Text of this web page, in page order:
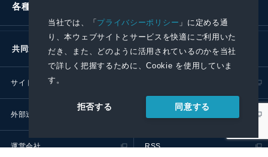
当社では、「プライバシーポリシー 」に定める通
り、本ウェブサイトとサービスを快適にご利用いた
だき、また、どのように活用されているのかを当社
で詳しく把握するために、Cookie を使用していま
す。
拒否する 同意する
各種お問い合わせ
共同通信社グループ
サイトポリシー
外部送信ポリシー プレスリリース取扱基準
運営会社 RSS